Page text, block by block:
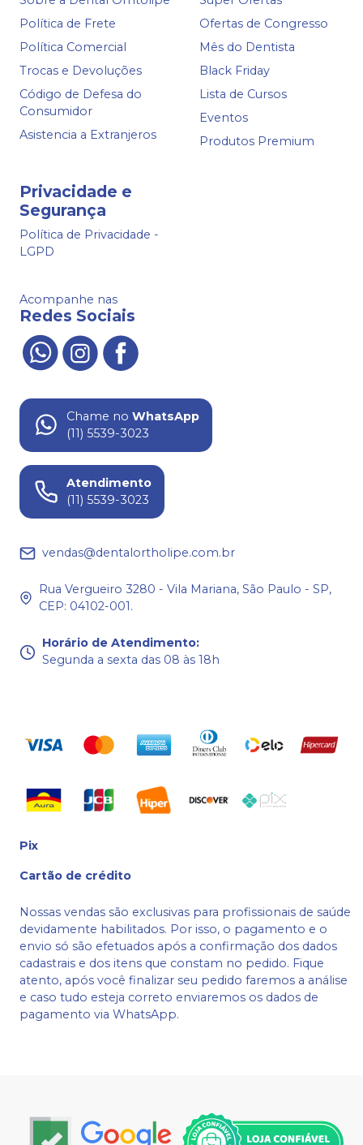
Política de Frete
Política Comercial
Trocas e Devoluções
Código de Defesa do
Consumidor
Asistencia a Extranjeros
Ofertas de Congresso
Mês do Dentista
Black Friday
Lista de Cursos
Eventos
Produtos Premium
Privacidade e
Segurança
Política de Privacidade -
LGPD
Acompanhe nas
Redes Sociais
Chame no WhatsApp
(11) 5539-3023
Atendimento
(11) 5539-3023
vendas@dentalortholipe.com.br
Rua Vergueiro 3280 - Vila Mariana, São Paulo - SP,
CEP: 04102-001.
Horário de Atendimento:
Segunda a sexta das 08 às 18h
Pix
Cartão de crédito
Nossas vendas são exclusivas para profissionais de saúde
devidamente habilitados. Por isso, o pagamento e o
envio só são efetuados após a confirmação dos dados
cadastrais e dos itens que constam no pedido. Fique
atento, após você finalizar seu pedido faremos a análise
e caso tudo esteja correto enviaremos os dados de
pagamento via WhatsApp.